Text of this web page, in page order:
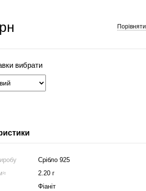
Порівняти
вибрати
Срібло 925
2.20 г
Фіаніт